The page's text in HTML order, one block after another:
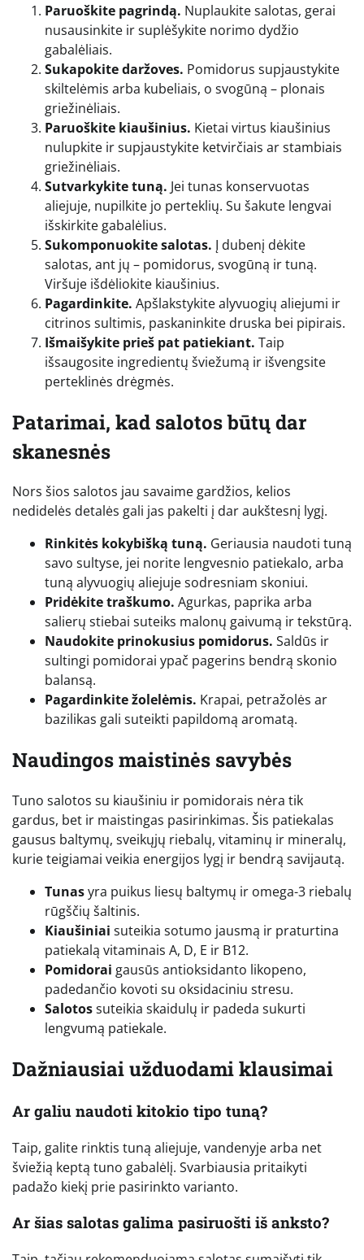
Paruoškite pagrindą. Nuplaukite salotas, gerai
nusausinkite ir suplėšykite norimo dydžio
gabalėliais.
Sukapokite daržoves. Pomidorus supjaustykite
skiltelėmis arba kubeliais, o svogūną – plonais
griežinėliais.
Paruoškite kiaušinius. Kietai virtus kiaušinius
nulupkite ir supjaustykite ketvirčiais ar stambiais
griežinėliais.
Sutvarkykite tuną. Jei tunas konservuotas
aliejuje, nupilkite jo perteklių. Su šakute lengvai
išskirkite gabalėlius.
Sukomponuokite salotas. Į dubenį dėkite
salotas, ant jų – pomidorus, svogūną ir tuną.
Viršuje išdėliokite kiaušinius.
Pagardinkite. Apšlakstykite alyvuogių aliejumi ir
citrinos sultimis, paskaninkite druska bei pipirais.
Išmaišykite prieš pat patiekiant. Taip
išsaugosite ingredientų šviežumą ir išvengsite
perteklinės drėgmės.
Patarimai, kad salotos būtų dar
skanesnės
Nors šios salotos jau savaime gardžios, kelios
nedidelės detalės gali jas pakelti į dar aukštesnį lygį.
Rinkitės kokybišką tuną. Geriausia naudoti tuną
savo sultyse, jei norite lengvesnio patiekalo, arba
tuną alyvuogių aliejuje sodresniam skoniui.
Pridėkite traškumo. Agurkas, paprika arba
salierų stiebai suteiks malonų gaivumą ir tekstūrą.
Naudokite prinokusius pomidorus. Saldūs ir
sultingi pomidorai ypač pagerins bendrą skonio
balansą.
Pagardinkite žolelėmis. Krapai, petražolės ar
bazilikas gali suteikti papildomą aromatą.
Naudingos maistinės savybės
Tuno salotos su kiaušiniu ir pomidorais nėra tik
gardus, bet ir maistingas pasirinkimas. Šis patiekalas
gausus baltymų, sveikųjų riebalų, vitaminų ir mineralų,
kurie teigiamai veikia energijos lygį ir bendrą savijautą.
Tunasyra puikus liesų baltymų ir omega-3 riebalų
rūgščių šaltinis.
Kiaušiniai suteikia sotumo jausmą ir praturtina
patiekalą vitaminais A, D, E ir B12.
Pomidorai gausūs antioksidanto likopeno,
padedančio kovoti su oksidaciniu stresu.
Salotossuteikia skaidulų ir padeda sukurti
lengvumą patiekale.
Dažniausiai užduodami klausimai
Ar galiu naudoti kitokio tipo tuną?
Taip, galite rinktis tuną aliejuje, vandenyje arba net
šviežią keptą tuno gabalėlį. Svarbiausia pritaikyti
padažo kiekį prie pasirinkto varianto.
Ar šias salotas galima pasiruošti iš anksto?